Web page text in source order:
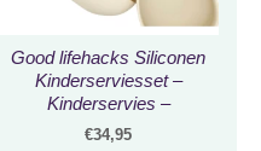
Good lifehacks Siliconen
Kinderserviesset –
Kinderservies –
Kinderbord –
€34,95